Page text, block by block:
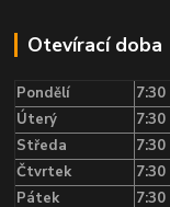
Otevírací doba
Pondělí
Úterý
Středa
Čtvrtek
Pátek